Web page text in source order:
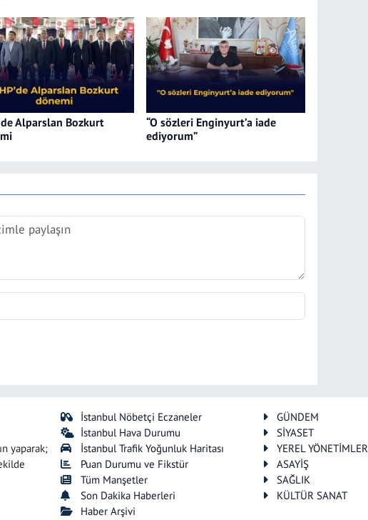
Alparslan Bozkurt
“O sözleri Enginyurt’a iade
ediyorum”
yaparak;
İstanbul Nöbetçi Eczaneler
İstanbul Hava Durumu
İstanbul Trafik Yoğunluk Haritası
Puan Durumu ve Fikstür
Tüm Manşetler
Son Dakika Haberleri
Haber Arşivi
GÜNDEM
SİYASET
YEREL YÖNETİMLER
ASAYİŞ
SAĞLIK
KÜLTÜR SANAT